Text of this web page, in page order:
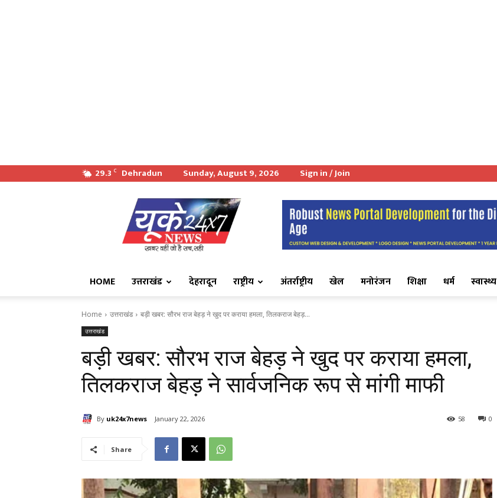
29.3 C Dehradun Sunday, August 9, 2026 Sign in / Join
खबर
वही
जो
सच
HOME उत्तराखंड देहरादून राष्ट्रीय अंतर्राष्ट्रीय खेल मनोरंजन शिक्षा धर्म स्वास्थ्य
Home उत्तराखंड बड़ी खबर: सौरभ राज बेहड़ ने खुद पर कराया हमला, तिलकराज बेहड़...
उत्तराखंड
बड़ी खबर: सौरभ राज बेहड़ ने खुद पर कराया हमला,
तिलकराज बेहड़ ने सार्वजनिक रूप से मांगी माफी
By uk24x7news January 22, 2026 0
58
Share